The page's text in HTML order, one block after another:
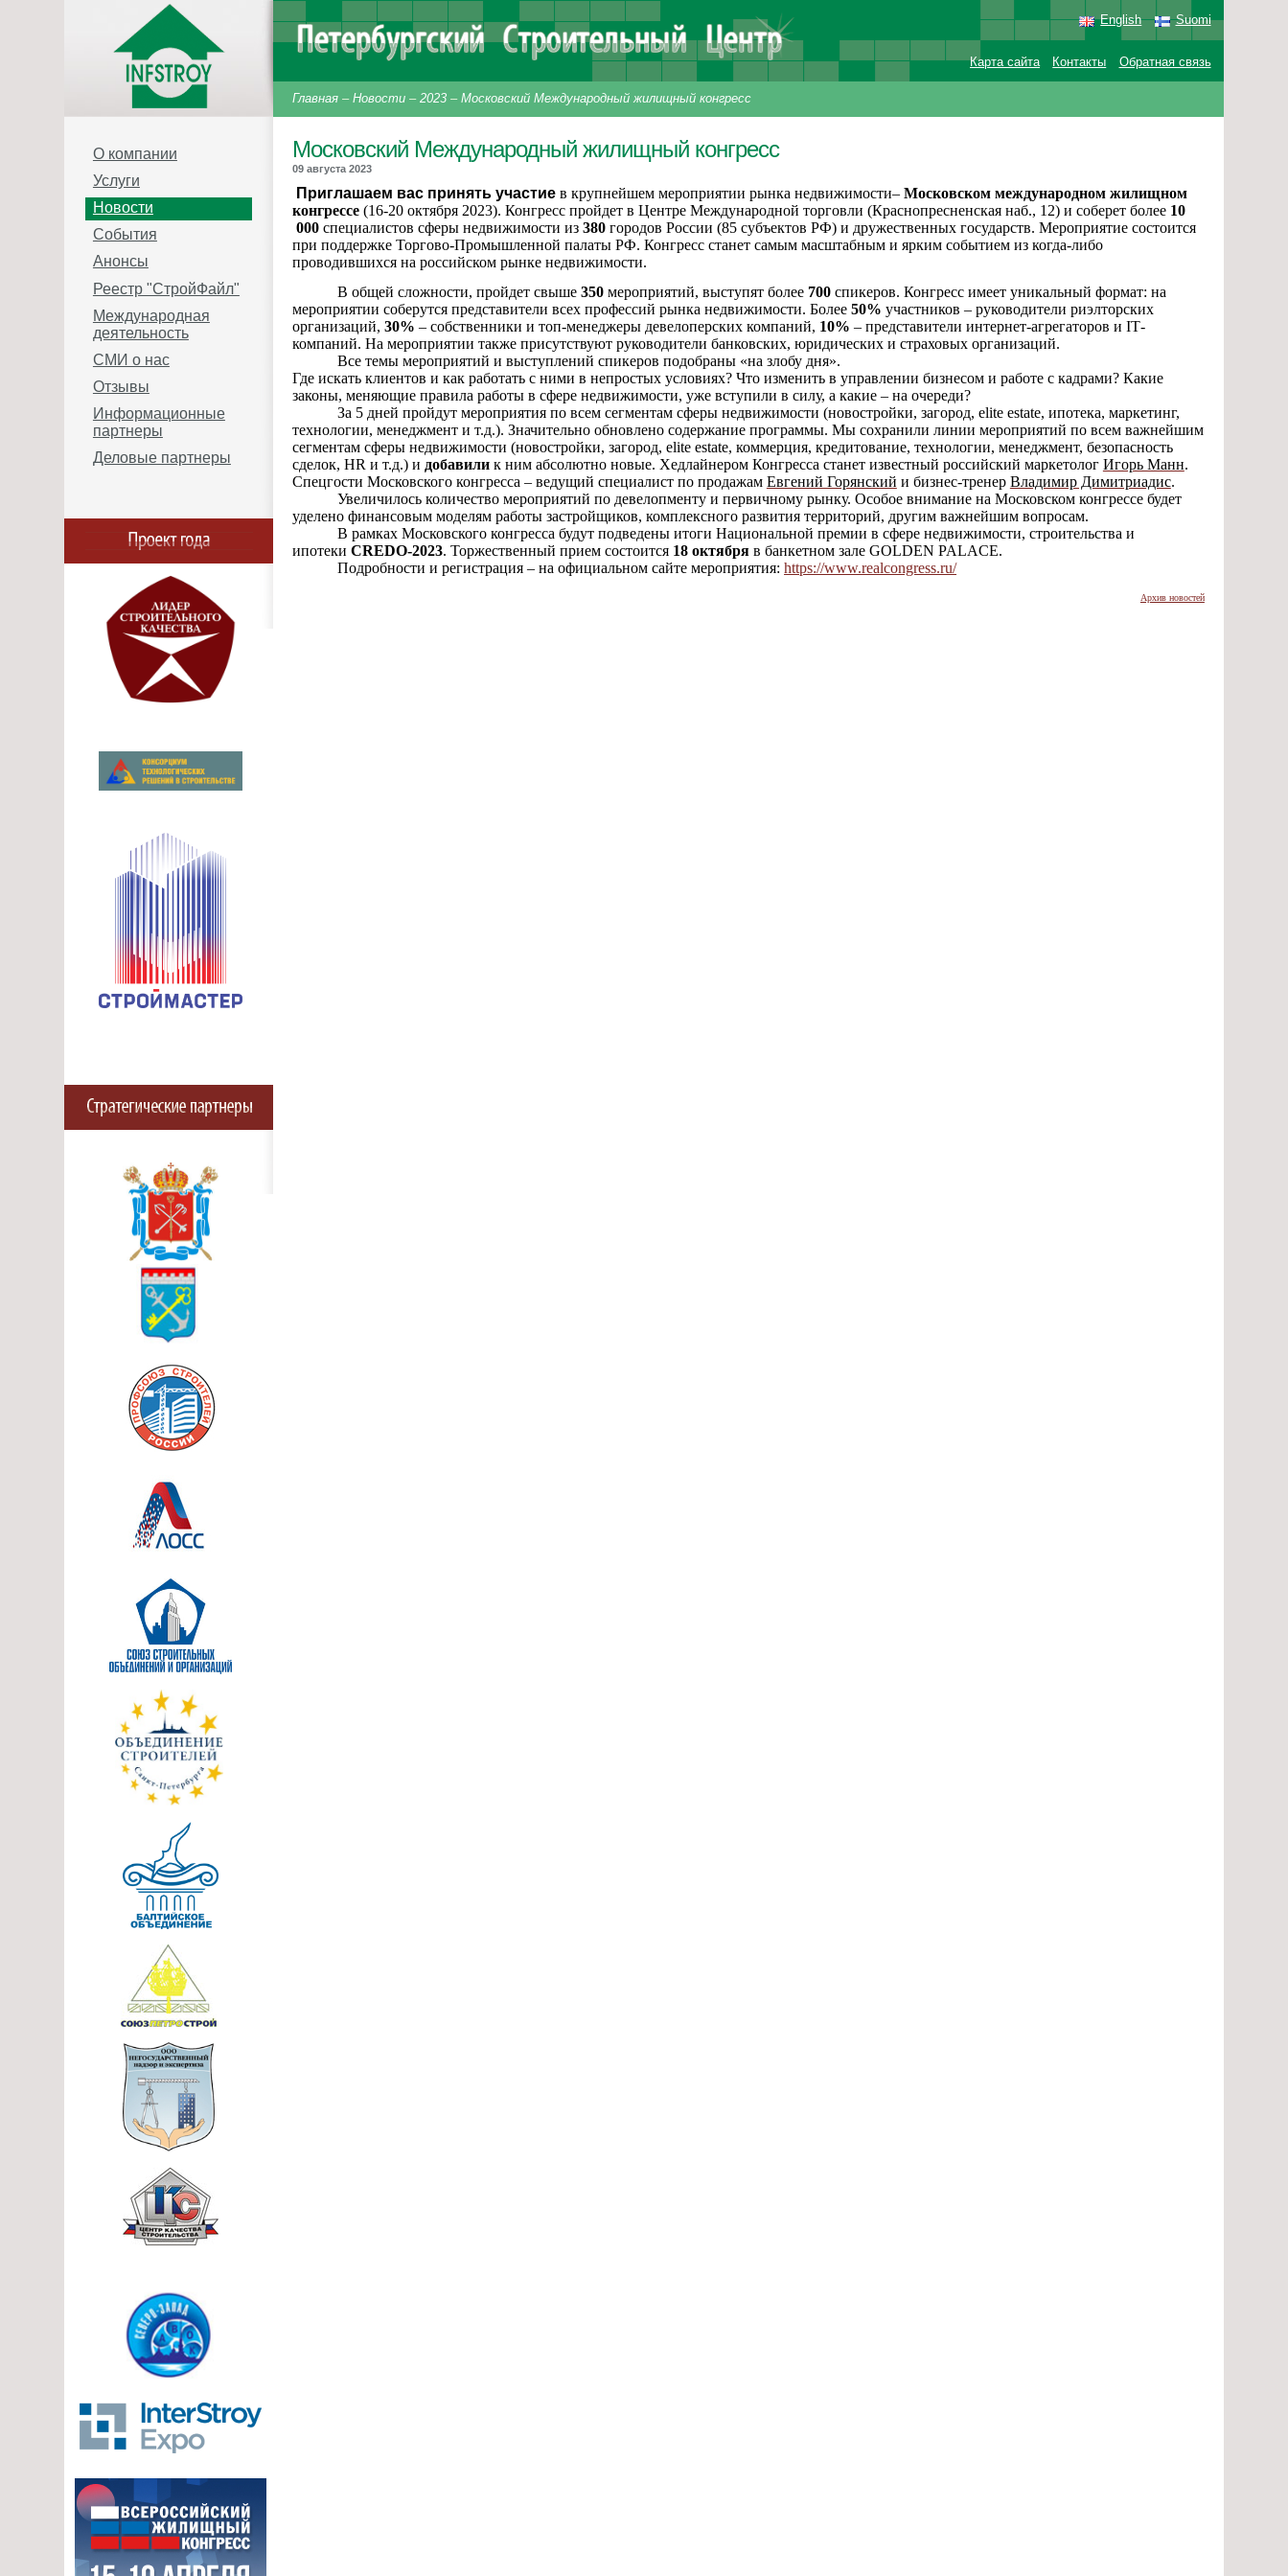
Московский Международный жилищный конгресс
09 августа 2023
Приглашаем вас принять участиев крупнейшем мероприятии рынка недвижимости– Московском международном жилищном
конгрессе(16-20 октября 2023). Конгресс пройдет в Центре Международной торговли (Краснопресненская наб., 12) и соберет более 10
000 специалистов сферы недвижимости из 380городов России (85 субъектов РФ) и дружественных государств. Мероприятие состоится
при поддержке Торгово-Промышленной палаты РФ. Конгресс станет самым масштабным и ярким событием из когда-либо
проводившихся на российском рынке недвижимости.
В общей сложности, пройдет свыше350 мероприятий, выступят более 700 спикеров.Конгресс имеет уникальный формат: на
мероприятии соберутся представители всех профессий рынка недвижимости. Более 50% участников – руководители риэлторских
организаций, 30% – собственники и топ-менеджеры девелоперских компаний, 10% – представители интернет-агрегаторов и IT-
компаний. На мероприятии также присутствуют руководители банковских, юридических и страховых организаций.
Все темы мероприятий и выступлений спикеров подобраны «на злобу дня».
Где искать клиентов и как работать с ними в непростых условиях? Что изменить в управлении бизнесом и работе с кадрами? Какие
законы, меняющие правила работы в сфере недвижимости, уже вступили в силу, а какие – на очереди?
За 5 дней пройдут мероприятия по всем сегментам сферы недвижимости (новостройки, загород, elite estate, ипотека, маркетинг,
технологии, менеджмент и т.д.). Значительно обновлено содержание программы. Мы сохранили линии мероприятий по всем важнейшим
сегментам сферы недвижимости (новостройки, загород, elite estate, коммepция, кредитование, технологии, менеджмент, безопасность
сделок, HR и т.д.) и добавили к ним абсолютно новые. Хедлайнером Конгресса станет известный российский маркетолог Игорь Манн.
Спецгости Московского конгресса – ведущий специалист по продажам Евгений Горянский и бизнес-тренер Владимир Димитриадис.
Увеличилось количество мероприятий по девелопменту и первичному рынку. Особое внимание на Московском конгрессе будет
уделено финансовым моделям работы застройщиков, комплексного развития территорий, другим важнейшим вопросам.
В рамках Московского конгресса будут подведены итоги Национальной премии в сфере недвижимости, строительства и
ипотеки CREDO-2023. Торжественный прием состоится 18 октябряв банкетном зале GOLDEN PALACE.
Подробности и регистрация – на официальном сайте мероприятия:https://www.realcongress.ru/
Архив новостей
Главная– Новости– 2023– Московский Международный жилищный конгресс
Карта сайта Контакты Обратная связь
English Suomi
О компании
Услуги
Новости
События
Анонсы
Реестр "СтройФайл"
Международная
деятельность
СМИ о нас
Отзывы
Информационные
партнеры
Деловые партнеры